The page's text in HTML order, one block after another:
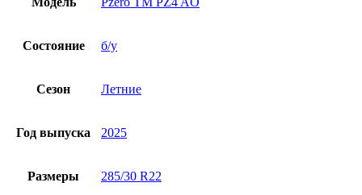
Состояние б/у
Сезон Летние
Год выпуска 2025
Размеры 285/30 R22